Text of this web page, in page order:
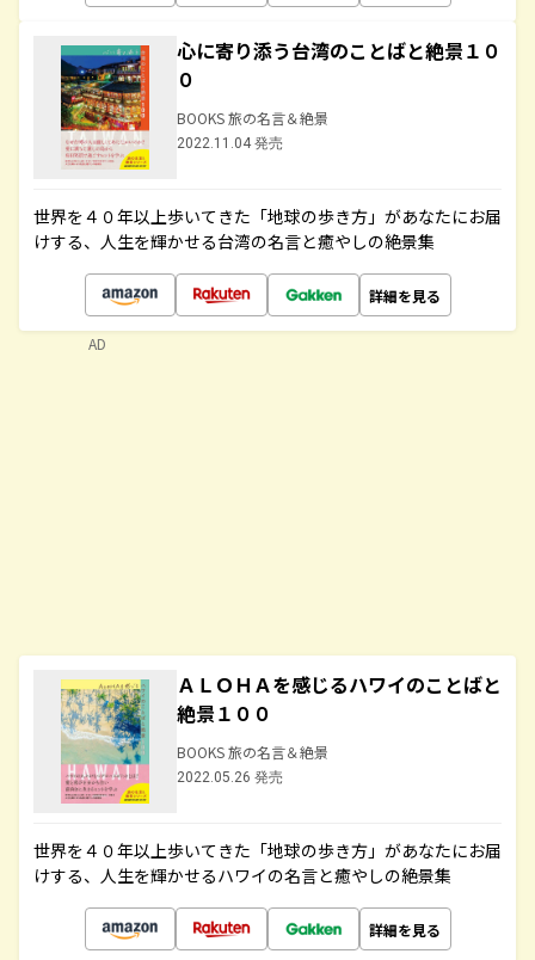
心に寄り添う台湾のことばと絶景１０
０
BOOKS 旅の名言＆絶景
2022.11.04 発売
世界を４０年以上歩いてきた「地球の歩き方」があなたにお届
けする、人生を輝かせる台湾の名言と癒やしの絶景集
詳細を見る
ＡＬＯＨＡを感じるハワイのことばと
絶景１００
BOOKS 旅の名言＆絶景
2022.05.26 発売
世界を４０年以上歩いてきた「地球の歩き方」があなたにお届
けする、人生を輝かせるハワイの名言と癒やしの絶景集
詳細を見る
AD